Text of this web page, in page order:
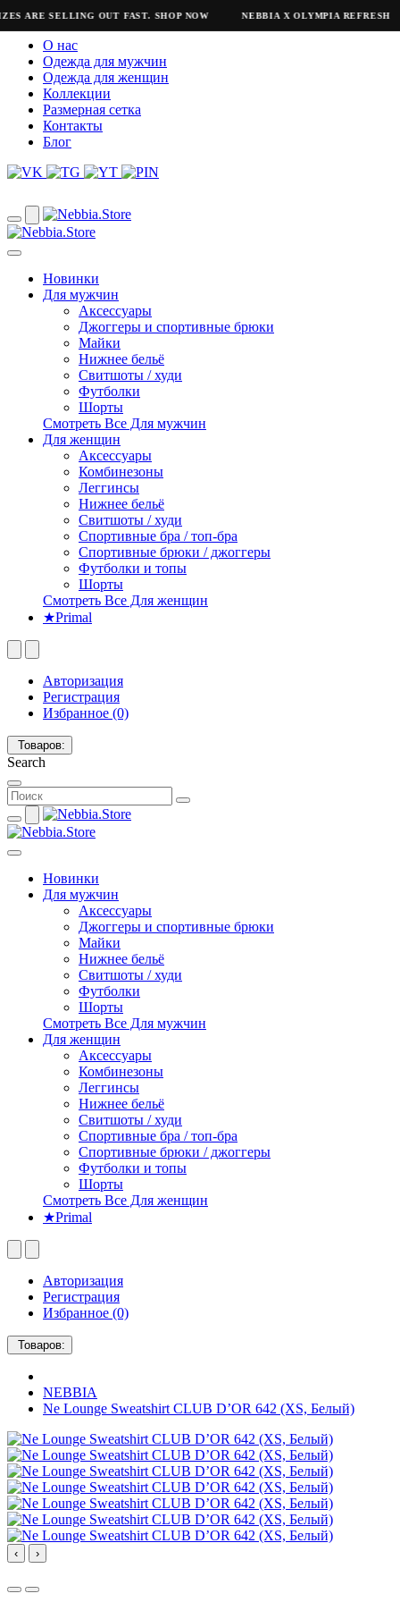
ARE SELLING OUT FAST. SHOP NOW NEBBIA X OLYMPIA REFRESH
О нас
Одежда для мужчин
Одежда для женщин
Коллекции
Размерная сетка
Контакты
Блог
Новинки
Для мужчин
Аксессуары
Джоггеры и спортивные брюки
Майки
Нижнее бельё
Свитшоты / худи
Футболки
Шорты
Смотреть Все Для мужчин
Для женщин
Аксессуары
Комбинезоны
Леггинсы
Нижнее бельё
Свитшоты / худи
Спортивные бра / топ-бра
Спортивные брюки / джоггеры
Футболки и топы
Шорты
Смотреть Все Для женщин
★Primal
Авторизация
Регистрация
Избранное (0)
Товаров:
Search
Новинки
Для мужчин
Аксессуары
Джоггеры и спортивные брюки
Майки
Нижнее бельё
Свитшоты / худи
Футболки
Шорты
Смотреть Все Для мужчин
Для женщин
Аксессуары
Комбинезоны
Леггинсы
Нижнее бельё
Свитшоты / худи
Спортивные бра / топ-бра
Спортивные брюки / джоггеры
Футболки и топы
Шорты
Смотреть Все Для женщин
★Primal
Авторизация
Регистрация
Избранное (0)
Товаров:
NEBBIA
Ne Lounge Sweatshirt CLUB D’OR 642 (XS, Белый)
‹ ›